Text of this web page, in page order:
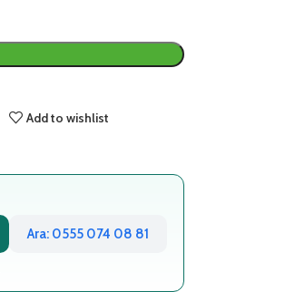
Add to wishlist
Ara: 0555 074 08 81